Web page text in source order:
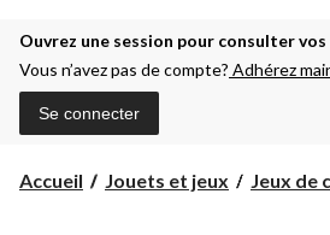
Ouvrez une session pour consulter
Vous n’avez pas de compte? Adhérez
Se connecter
Accueil Jouets et jeux Jeux de